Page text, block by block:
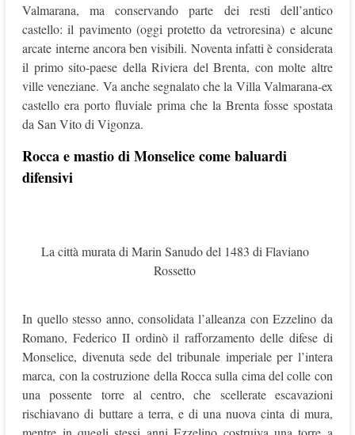
Valmarana, ma conservando parte dei resti dell’antico
castello: il pavimento (oggi protetto da vetroresina) e alcune
arcate interne ancora ben visibili. Noventa infatti è considerata
il primo sito-paese della Riviera del Brenta, con molte altre
ville veneziane. Va anche segnalato che la Villa Valmarana-ex
castello era porto fluviale prima che la Brenta fosse spostata
da San Vito di Vigonza.
Rocca e mastio di Monselice come baluardi
difensivi
La città murata di Marin Sanudo del 1483 di Flaviano
Rossetto
In quello stesso anno, consolidata l’alleanza con Ezzelino da
Romano, Federico II ordinò il rafforzamento delle difese di
Monselice, divenuta sede del tribunale imperiale per l’intera
marca, con la costruzione della Rocca sulla cima del colle con
una possente torre al centro, che scellerate escavazioni
rischiavano di buttare a terra, e di una nuova cinta di mura,